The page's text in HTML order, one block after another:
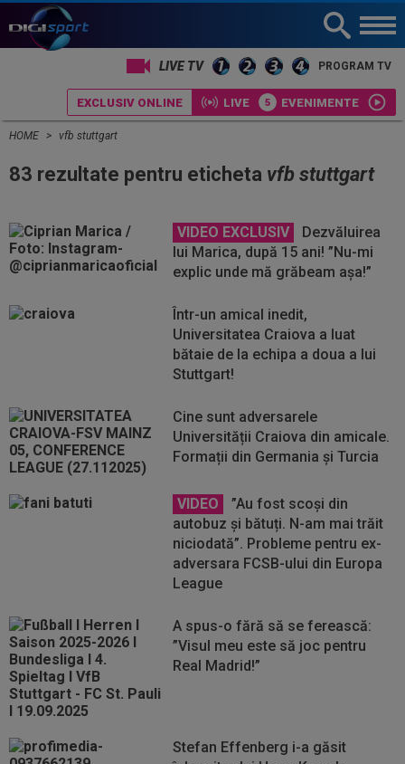
LIVE TV PROGRAM TV
EXCLUSIV ONLINE LIVE EVENIMENTE
HOME vfb stuttgart
83 rezultate pentru eticheta vfb stuttgart
VIDEO EXCLUSIV
Dezvăluirea
lui Marica, după 15 ani! ”Nu-mi
explic unde mă grăbeam așa!”
Într-un amical inedit,
Universitatea Craiova a luat
bătaie de la echipa a doua a lui
Stuttgart!
Cine sunt adversarele
Universității Craiova din amicale.
Formații din Germania și Turcia
VIDEO
”Au fost scoși din
autobuz și bătuți. N-am mai trăit
niciodată”. Probleme pentru ex-
adversara FCSB-ului din Europa
League
A spus-o fără să se ferească:
”Visul meu este să joc pentru
Real Madrid!”
Stefan Effenberg i-a găsit